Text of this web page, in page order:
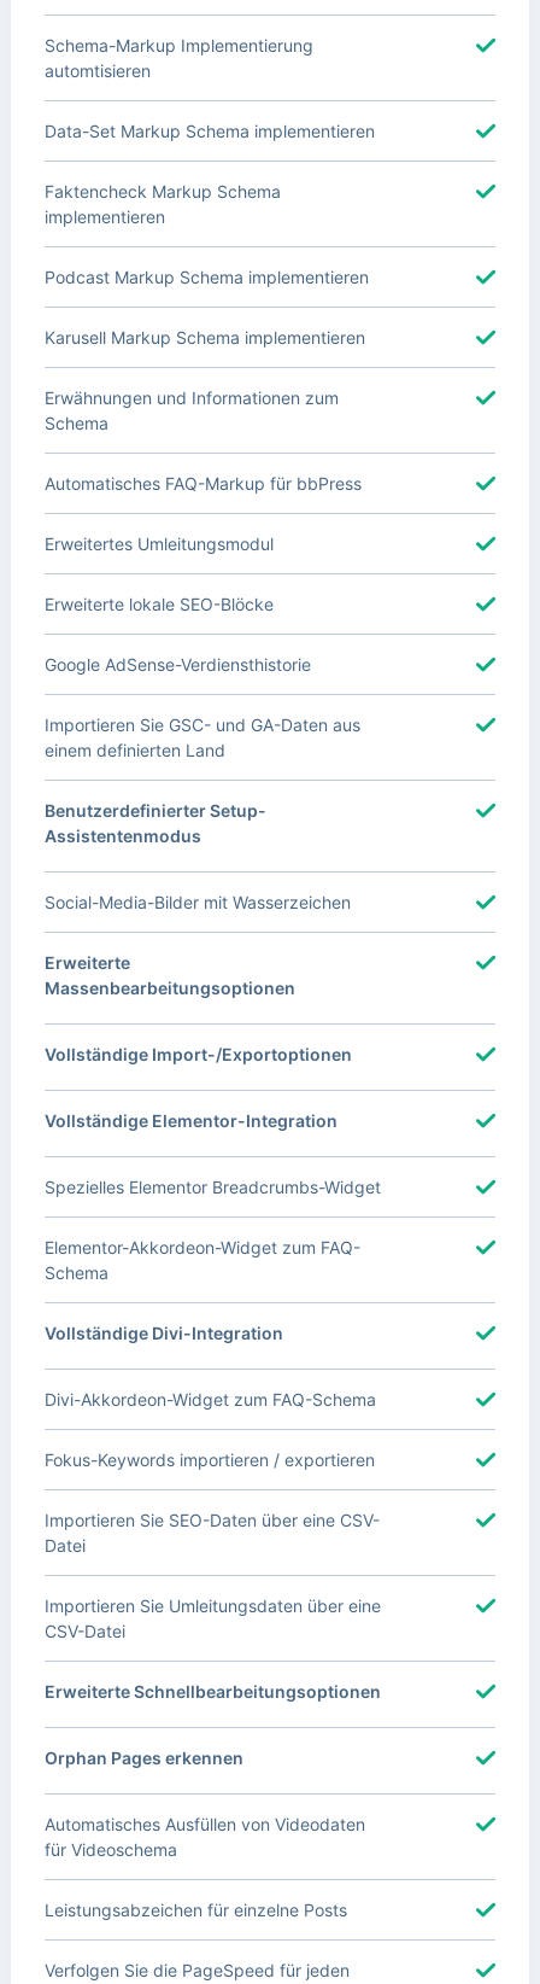
Schema-Markup Implementierung
automtisieren
Data-Set Markup Schema implementieren
Faktencheck Markup Schema
implementieren
Podcast Markup Schema implementieren
Karusell Markup Schema implementieren
Erwähnungen und Informationen zum
Schema
Automatisches FAQ-Markup für bbPress
Erweitertes Umleitungsmodul
Erweiterte lokale SEO-Blöcke
Google AdSense-Verdiensthistorie
Importieren Sie GSC- und GA-Daten aus
einem definierten Land
Benutzerdefinierter Setup-
Assistentenmodus
Social-Media-Bilder mit Wasserzeichen
Erweiterte
Massenbearbeitungsoptionen
Vollständige Import-/Exportoptionen
Vollständige Elementor-Integration
Spezielles Elementor Breadcrumbs-Widget
Elementor-Akkordeon-Widget zum FAQ-
Schema
Vollständige Divi-Integration
Divi-Akkordeon-Widget zum FAQ-Schema
Fokus-Keywords importieren / exportieren
Importieren Sie SEO-Daten über eine CSV-
Datei
Importieren Sie Umleitungsdaten über eine
CSV-Datei
Erweiterte Schnellbearbeitungsoptionen
Orphan Pages erkennen
Automatisches Ausfüllen von Videodaten
für Videoschema
Leistungsabzeichen für einzelne Posts
Verfolgen Sie die PageSpeed für jeden